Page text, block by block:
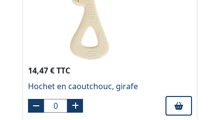
14,47 € TTC
Hochet en caoutchouc, girafe